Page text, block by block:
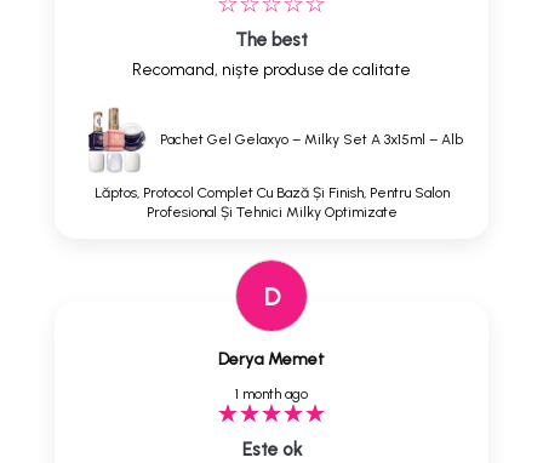
The best
Recomand, niște produse de calitate
Pachet Gel Gelaxyo – Milky Set A 3x15ml – Alb
Lăptos, Protocol Complet Cu Bază Și Finish, Pentru Salon
Profesional Și Tehnici Milky Optimizate
D
Derya Memet
1 month ago
Este ok